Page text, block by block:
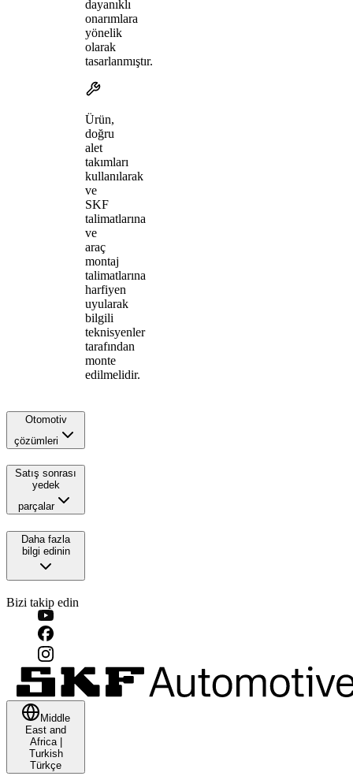
dayanıklı
onarımlara
yönelik
olarak
tasarlanmıştır.
Ürün,
doğru
alet
takımları
kullanılarak
ve
SKF
talimatlarına
ve
araç
montaj
talimatlarına
harfiyen
uyularak
bilgili
teknisyenler
tarafından
monte
edilmelidir.
Otomotiv
çözümleri
Satış sonrası
yedek
parçalar
Daha fazla
bilgi edinin
Bizi takip edin
Middle
East and
Africa|
Turkish
Türkçe